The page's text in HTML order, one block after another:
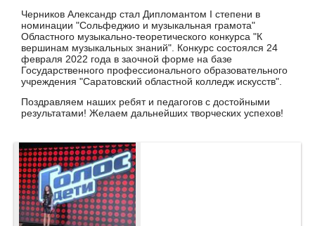
Черников Александр стал Дипломантом I степени в
номинации "Сольфеджио и музыкальная грамота"
Областного музыкально-теоретического конкурса "К
вершинам музыкальных знаний". Конкурс состоялся 24
февраля 2022 года в заочной форме на базе
Государственного профессионального образовательного
учреждения "Саратовский областной колледж искусств".
Поздравляем наших ребят и педагогов с достойными
результатами! Желаем дальнейших творческих успехов!